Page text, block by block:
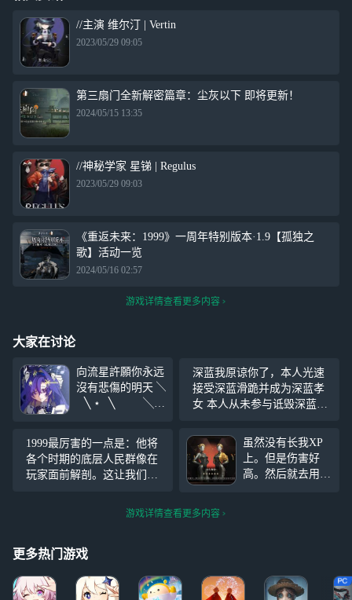
//主演 维尔汀 | Vertin
2023/05/29 09:05
第三扇门全新解密篇章：尘灰以下 即将更新！
2024/05/15 13:35
//神秘学家 星锑 | Regulus
2023/05/29 09:03
《重返未来：1999》一周年特别版本·1.9【孤独之
歌】活动一览
2024/05/16 02:57
游戏详情查看更多内容
大家在讨论
向流星許願你永远
沒有悲傷的明天 ╲
⠀╲ ⋆⠀╲ ╲
⠀ ╲ ⋆｡ ☆⠀
╲⠀⠀ ⊹ ⠀. ☆
深蓝我原谅你了，本人光速
接受深蓝滑跪并成为深蓝孝
女 本人从未参与诋毁深蓝互
萌 周年庆卡池战绩很耐看：
0塑小瑞安侬，1塑诺谛卡，2
宿野树莓，0塑图图石子，0
塑塞梅 百夫长，J是
1999最厉害的一点是：他将
各个时期的底层人民群像在
玩家面前解剖。这让我们能
最惨酷却又最具“美感”的黑
虽然没有长我XP
上。但是伤害好
高。然后就去用了
吗。
游戏详情查看更多内容
更多热门游戏